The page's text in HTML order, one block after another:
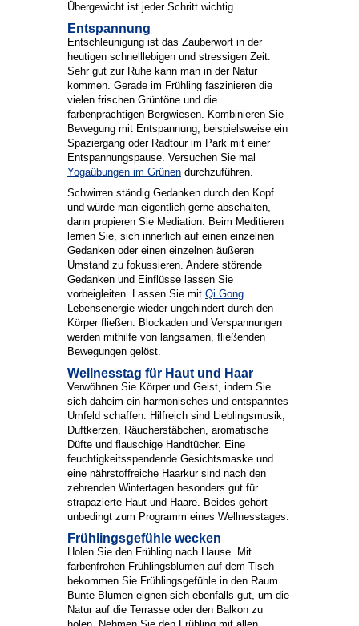
Übergewicht ist jeder Schritt wichtig.
Entspannung
Entschleunigung ist das Zauberwort in der
heutigen schnelllebigen und stressigen Zeit.
Sehr gut zur Ruhe kann man in der Natur
kommen. Gerade im Frühling faszinieren die
vielen frischen Grüntöne und die
farbenprächtigen Bergwiesen. Kombinieren Sie
Bewegung mit Entspannung, beispielsweise ein
Spaziergang oder Radtour im Park mit einer
Entspannungspause. Versuchen Sie mal
Yogaübungen im Grünen durchzuführen.
Schwirren ständig Gedanken durch den Kopf
und würde man eigentlich gerne abschalten,
dann propieren Sie Mediation. Beim Meditieren
lernen Sie, sich innerlich auf einen einzelnen
Gedanken oder einen einzelnen äußeren
Umstand zu fokussieren. Andere störende
Gedanken und Einflüsse lassen Sie
vorbeigleiten. Lassen Sie mit Qi Gong
Lebensenergie wieder ungehindert durch den
Körper fließen. Blockaden und Verspannungen
werden mithilfe von langsamen, fließenden
Bewegungen gelöst.
Wellnesstag für Haut und Haar
Verwöhnen Sie Körper und Geist, indem Sie
sich daheim ein harmonisches und entspanntes
Umfeld schaffen. Hilfreich sind Lieblingsmusik,
Duftkerzen, Räucherstäbchen, aromatische
Düfte und flauschige Handtücher. Eine
feuchtigkeitsspendende Gesichtsmaske und
eine nährstoffreiche Haarkur sind nach den
zehrenden Wintertagen besonders gut für
strapazierte Haut und Haare. Beides gehört
unbedingt zum Programm eines Wellnesstages.
Frühlingsgefühle wecken
Holen Sie den Frühling nach Hause. Mit
farbenfrohen Frühlingsblumen auf dem Tisch
bekommen Sie Frühlingsgefühle in den Raum.
Bunte Blumen eignen sich ebenfalls gut, um die
Natur auf die Terrasse oder den Balkon zu